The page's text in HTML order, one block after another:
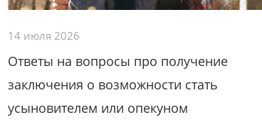
14 июля 2026
Ответы на вопросы про получение
заключения о возможности стать
усыновителем или опекуном